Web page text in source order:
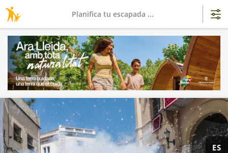
ES
Planifica tu escapada ...